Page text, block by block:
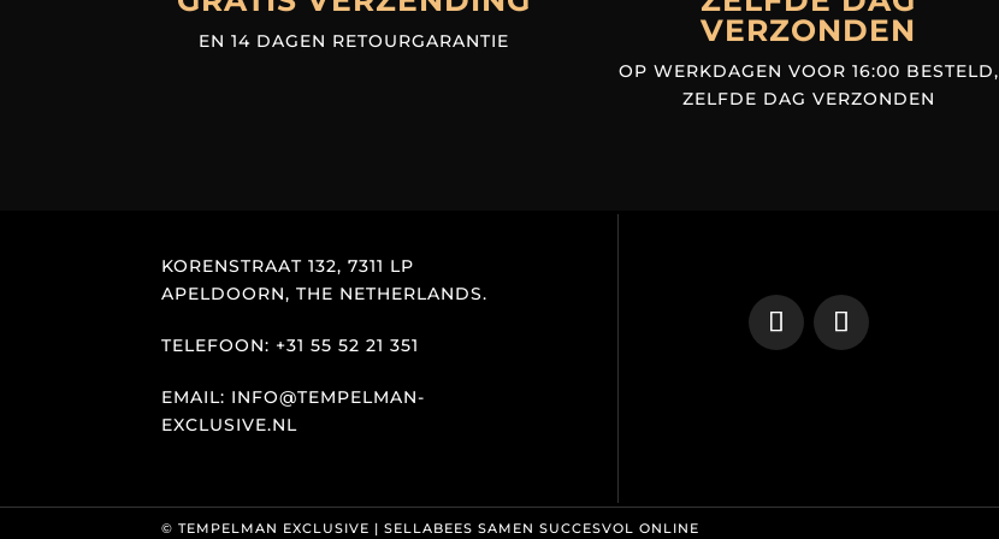
EN 14 DAGEN RETOURGARANTIE
VERZONDEN
OP WERKDAGEN VOOR 16:00 BESTELD,
ZELFDE DAG VERZONDEN
KORENSTRAAT 132, 7311 LP
APELDOORN, THE NETHERLANDS.
TELEFOON: +31 55 52 21 351
EMAIL: INFO@TEMPELMAN-
EXCLUSIVE.NL
© TEMPELMAN EXCLUSIVE |SELLABEES SAMEN SUCCESVOL ONLINE